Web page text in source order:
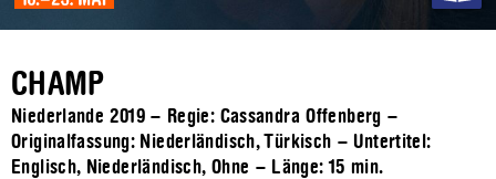
CHAMP
Niederlande 2019 – Regie: Cassandra Offenberg –
Originalfassung: Niederländisch, Türkisch – Untertitel:
Englisch, Niederländisch, Ohne – Länge:15 min.